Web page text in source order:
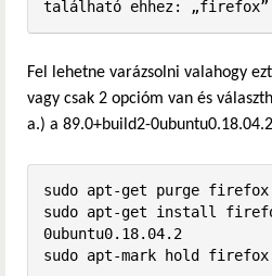
található ehhez: „firefox”
Fel lehetne varázsolni valahogy
vagy csak 2 opcióm van és
a.) a 89.0+build2-
sudo apt-get purge firefox
sudo apt-get install
0ubuntu0.18.04.2
sudo apt-mark hold firefox